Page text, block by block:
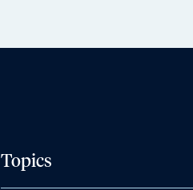
Topics